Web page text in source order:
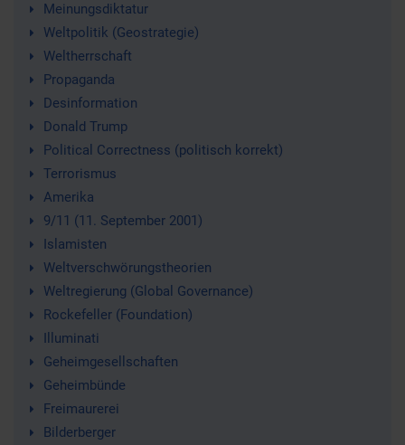
Meinungsdiktatur
Weltpolitik (Geostrategie)
Weltherrschaft
Propaganda
Desinformation
Donald Trump
Political Correctness (politisch korrekt)
Terrorismus
Amerika
9/11 (11. September 2001)
Islamisten
Weltverschwörungstheorien
Weltregierung (Global Governance)
Rockefeller (Foundation)
Illuminati
Geheimgesellschaften
Geheimbünde
Freimaurerei
Bilderberger